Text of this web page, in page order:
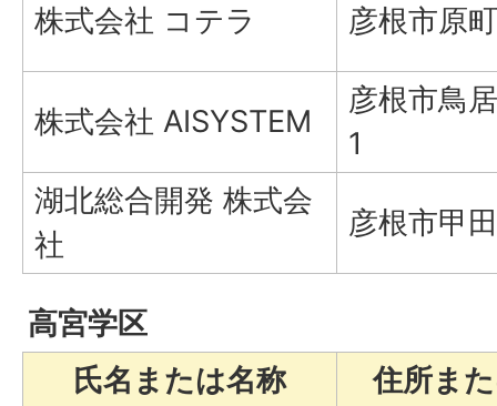
株式会社 コテラ 彦根市原
株式会社 AISYSTEM
彦根市鳥
1
湖北総合開発 株式会
社
彦根市甲
高宮学区
氏名または名称
住所ま